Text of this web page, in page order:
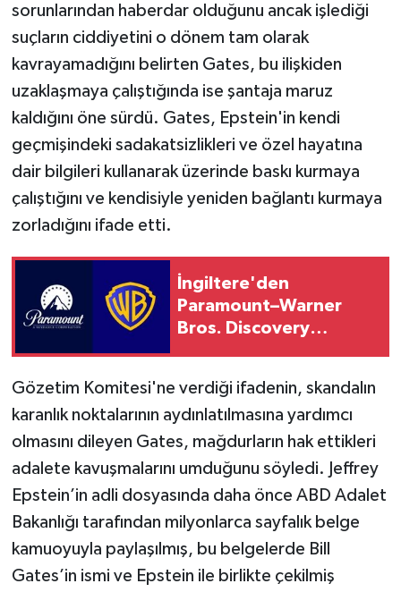
sorunlarından haberdar olduğunu ancak işlediği
suçların ciddiyetini o dönem tam olarak
kavrayamadığını belirten Gates, bu ilişkiden
uzaklaşmaya çalıştığında ise şantaja maruz
kaldığını öne sürdü. Gates, Epstein'in kendi
geçmişindeki sadakatsizlikleri ve özel hayatına
dair bilgileri kullanarak üzerinde baskı kurmaya
çalıştığını ve kendisiyle yeniden bağlantı kurmaya
zorladığını ifade etti.
İngiltere'den
Paramount–Warner
Bros. Discovery
Gözetim Komitesi'ne verdiği ifadenin, skandalın
karanlık noktalarının aydınlatılmasına yardımcı
olmasını dileyen Gates, mağdurların hak ettikleri
adalete kavuşmalarını umduğunu söyledi. Jeffrey
Epstein’in adli dosyasında daha önce ABD Adalet
Bakanlığı tarafından milyonlarca sayfalık belge
kamuoyuyla paylaşılmış, bu belgelerde Bill
Gates’in ismi ve Epstein ile birlikte çekilmiş